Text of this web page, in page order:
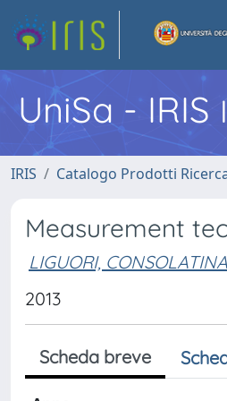
UniSa - IRIS
IRIS Catalogo Prodotti
Measurement
LIGUORI, CONSOLATINA
2013
Scheda breve